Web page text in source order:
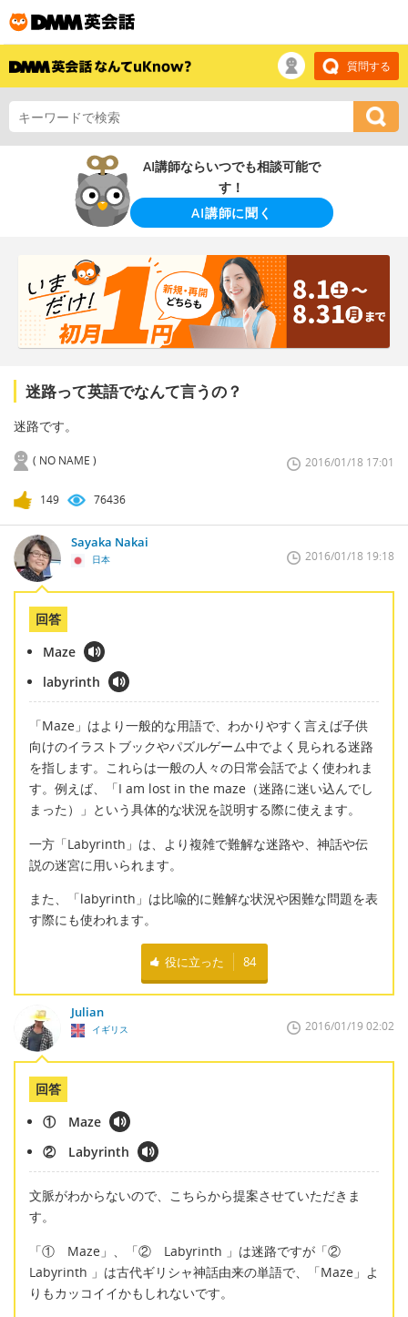
質問する
AI講師ならいつでも相談可能で
す！
AI講師に聞く
迷路って英語でなんて言うの？
迷路です。
( NO NAME ) 2016/01/18 17:01
149 76436
Sayaka Nakai
日本 2016/01/18 19:18
回答
Maze
labyrinth
「Maze」はより一般的な用語で、わかりやすく言えば子供
向けのイラストブックやパズルゲーム中でよく見られる迷路
を指します。これらは一般の人々の日常会話でよく使われま
す。例えば、「I am lost in the maze（迷路に迷い込んでし
まった）」という具体的な状況を説明する際に使えます。
一方「Labyrinth」は、より複雑で難解な迷路や、神話や伝
説の迷宮に用いられます。
また、「labyrinth」は比喩的に難解な状況や困難な問題を表
す際にも使われます。
役に立った 84
Julian
イギリス 2016/01/19 02:02
回答
① Maze
② Labyrinth
文脈がわからないので、こちらから提案させていただきま
す。
「① Maze」、「② Labyrinth 」は迷路ですが「②
Labyrinth 」は古代ギリシャ神話由来の単語で、「Maze」よ
りもカッコイイかもしれないです。